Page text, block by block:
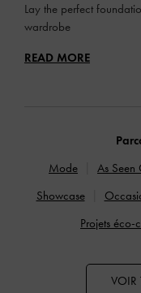
Lay the perfect
wardrobe
READ MORE
Mode
As Seen
Showcase
Projets éco-
VOIR